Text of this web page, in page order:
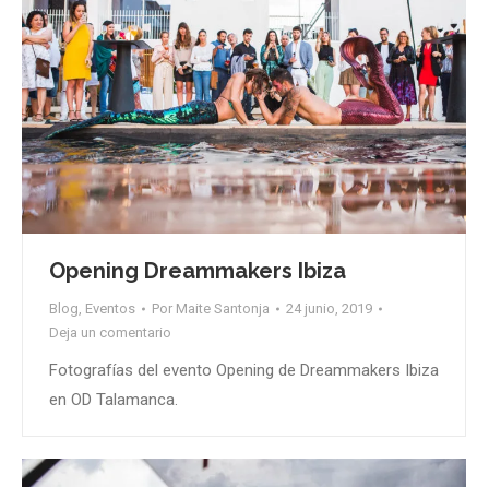
Opening Dreammakers Ibiza
Blog, Eventos Por Maite Santonja
24 junio, 2019
Deja un comentario
Fotografías del evento Opening de Dreammakers Ibiza
en OD Talamanca.